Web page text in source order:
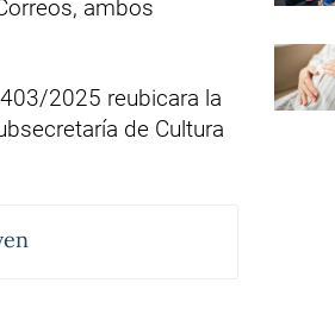
ambos
2025 reubicara la
de Cultura